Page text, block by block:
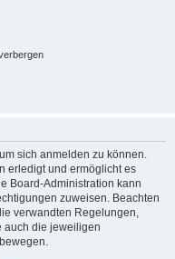
sich anmelden zu können.
erledigt und ermöglicht es
Board-Administration kann
zuweisen. Beachten
verwandten Regelungen,
auch die jeweiligen